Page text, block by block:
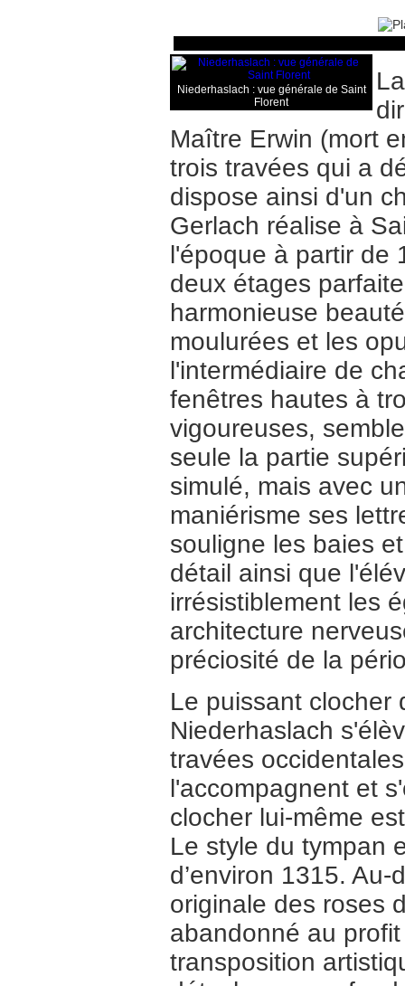
Niederhaslach : vue générale de Saint
Florent
Maître Erwin (mort
trois travées qui a
dispose ainsi d'un
Gerlach réalise à
l'époque à partir de
deux étages
harmonieuse
moulurées et les
l'intermédiaire de
fenêtres hautes à
vigoureuses,
seule la partie
simulé, mais avec
maniérisme ses
souligne les baies
détail ainsi que
irrésistiblement les
architecture
préciosité de la
Le puissant clocher
Niederhaslach
travées
l'accompagnent et
clocher lui-même
Le style du tympan
d’environ 1315.
originale des roses
abandonné au
transposition